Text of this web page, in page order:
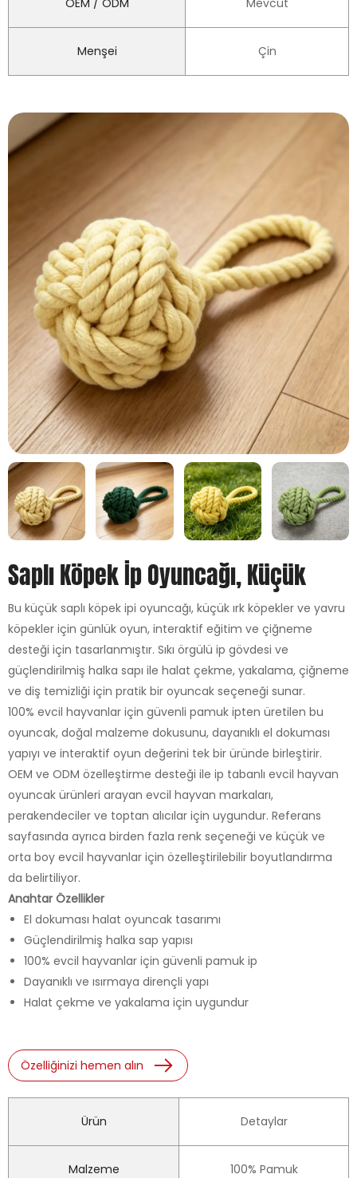
OEM / ODM Mevcut
Menşei Çin
Saplı Köpek İp Oyuncağı, Küçük
Bu küçük saplı köpek ipi oyuncağı, küçük ırk köpekler ve yavru
köpekler için günlük oyun, interaktif eğitim ve çiğneme
desteği için tasarlanmıştır. Sıkı örgülü ip gövdesi ve
güçlendirilmiş halka sapı ile halat çekme, yakalama, çiğneme
ve diş temizliği için pratik bir oyuncak seçeneği sunar.
100% evcil hayvanlar için güvenli pamuk ipten üretilen bu
oyuncak, doğal malzeme dokusunu, dayanıklı el dokuması
yapıyı ve interaktif oyun değerini tek bir üründe birleştirir.
OEM ve ODM özelleştirme desteği ile ip tabanlı evcil hayvan
oyuncak ürünleri arayan evcil hayvan markaları,
perakendeciler ve toptan alıcılar için uygundur. Referans
sayfasında ayrıca birden fazla renk seçeneği ve küçük ve
orta boy evcil hayvanlar için özelleştirilebilir boyutlandırma
da belirtiliyor.
Anahtar Özellikler
El dokuması halat oyuncak tasarımı
Güçlendirilmiş halka sap yapısı
100% evcil hayvanlar için güvenli pamuk ip
Dayanıklı ve ısırmaya dirençli yapı
Halat çekme ve yakalama için uygundur
Özelliğinizi hemen alın
Ürün Detaylar
Malzeme 100% Pamuk